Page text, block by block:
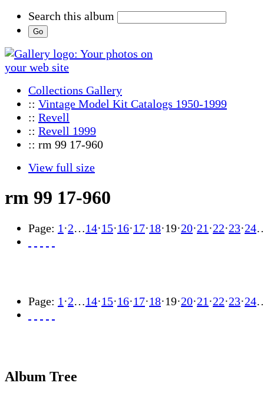
Search this album
Collections Gallery
:: Vintage Model Kit Catalogs 1950-1999
:: Revell
:: Revell 1999
:: rm 99 17-960
View full size
rm 99 17-960
Page: 1 ·2…14·15·16·17·18·19·20·21 ·22·23·24
Page: 1 ·2…14·15·16·17·18·19·20·21 ·22·23·24
Album Tree